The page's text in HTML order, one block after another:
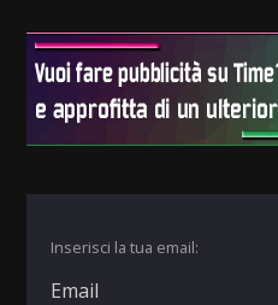
Inserisci la tua email: